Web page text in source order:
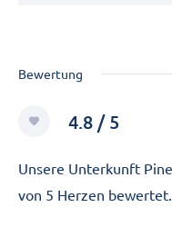
Bewertung
4.8 / 5
Unsere Unterkunft
von 5 Herzen bewertet.